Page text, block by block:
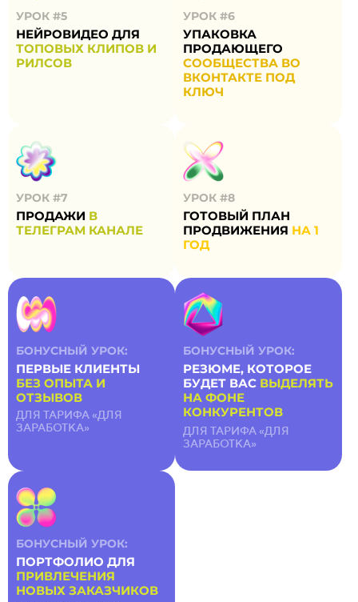
УРОК #5
НЕЙРОВИДЕО ДЛЯ
ТОПОВЫХ КЛИПОВ И
РИЛСОВ
УРОК #6
УПАКОВКА
ПРОДАЮЩЕГО
СООБЩЕСТВА ВО
ВКОНТАКТЕ ПОД
КЛЮЧ
УРОК #7
ПРОДАЖИ В
ТЕЛЕГРАМ КАНАЛЕ
УРОК #8
ГОТОВЫЙ ПЛАН
ПРОДВИЖЕНИЯ НА 1
ГОД
БОНУСНЫЙ УРОК:
ПЕРВЫЕ КЛИЕНТЫ
БЕЗ ОПЫТА И
ОТЗЫВОВ
ДЛЯ ТАРИФА «ДЛЯ
ЗАРАБОТКА»
БОНУСНЫЙ УРОК:
РЕЗЮМЕ, КОТОРОЕ
БУДЕТ ВАС ВЫДЕЛЯТЬ
НА ФОНЕ
КОНКУРЕНТОВ
ДЛЯ ТАРИФА «ДЛЯ
ЗАРАБОТКА»
БОНУСНЫЙ УРОК:
ПОРТФОЛИО ДЛЯ
ПРИВЛЕЧЕНИЯ
НОВЫХ ЗАКАЗЧИКОВ